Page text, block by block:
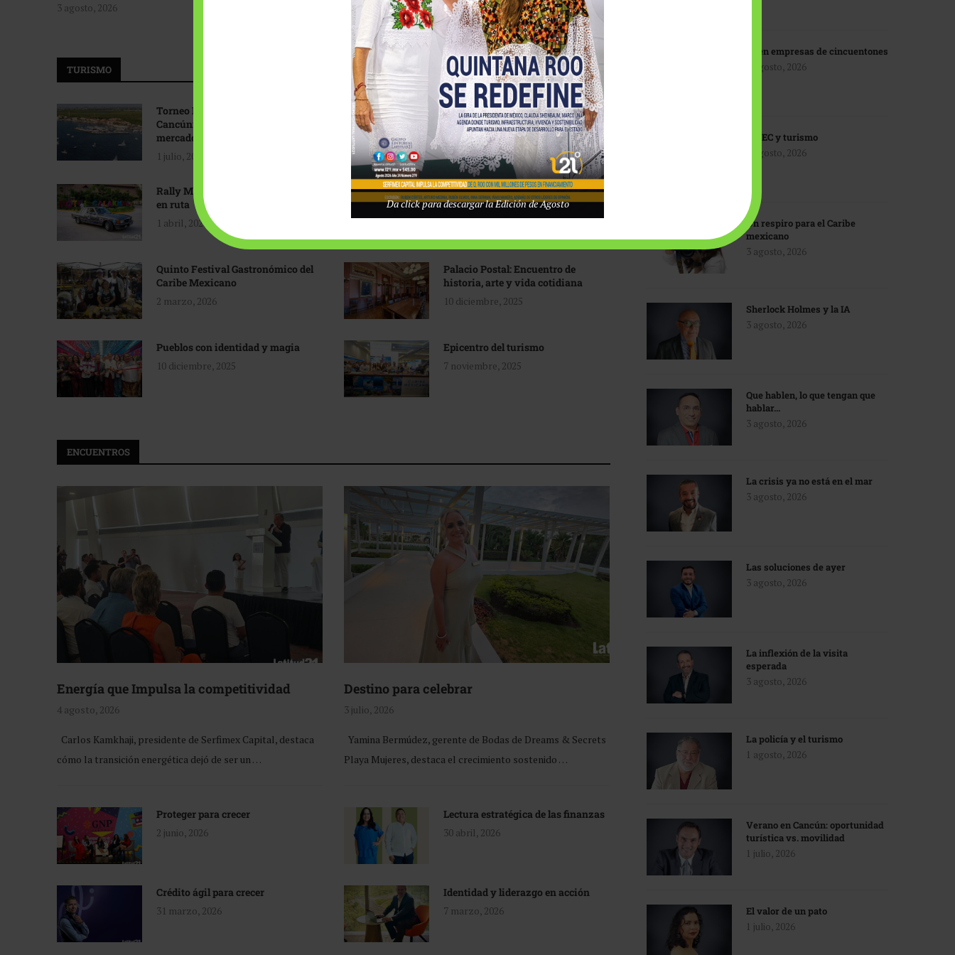
3 agosto, 2026
Tecnológico de Monterrey
3 agosto, 2026
TURISMO
Torneo Internacional de Pesca
Cancún: Navegando hacia nuevos
mercados
1 julio, 2026
Promoción turística con visión
1 abril, 2026
Rally Maya: Herencia automotriz
en ruta
1 abril, 2026
Industria global en
reconfiguración
31 marzo, 2026
Quinto Festival Gastronómico del
Caribe Mexicano
2 marzo, 2026
Palacio Postal: Encuentro de
historia, arte y vida cotidiana
10 diciembre, 2025
Pueblos con identidad y magia
10 diciembre, 2025
Epicentro del turismo
7 noviembre, 2025
ENCUENTROS
Energía que Impulsa la competitividad
4 agosto, 2026
Carlos Kamkhaji, presidente de Serfimex Capital, destaca
cómo la transición energética dejó de ser un …
Destino para celebrar
3 julio, 2026
Yamina Bermúdez, gerente de Bodas de Dreams & Secrets
Playa Mujeres, destaca el crecimiento sostenido …
Proteger para crecer
2 junio, 2026
Lectura estratégica de las finanzas
30 abril, 2026
Crédito ágil para crecer
31 marzo, 2026
Identidad y liderazgo en acción
7 marzo, 2026
IA en empresas de cincuentones
3 agosto, 2026
TMEC y turismo
3 agosto, 2026
Un respiro para el Caribe
mexicano
3 agosto, 2026
Sherlock Holmes y la IA
3 agosto, 2026
Que hablen, lo que tengan que
hablar…
3 agosto, 2026
La crisis ya no está en el mar
3 agosto, 2026
Las soluciones de ayer
3 agosto, 2026
La inflexión de la visita
esperada
3 agosto, 2026
La policía y el turismo
1 agosto, 2026
Verano en Cancún: oportunidad
turística vs. movilidad
1 julio, 2026
El valor de un pato
1 julio, 2026
Da click para descargar la Edición de Agosto